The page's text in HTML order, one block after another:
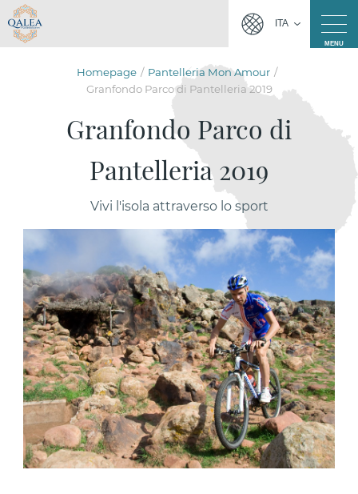
ITA
MENU
Homepage
Pantelleria Mon Amour
Granfondo Parco di Pantelleria 2019
Granfondo Parco di
Pantelleria 2019
Vivi l'isola attraverso lo sport